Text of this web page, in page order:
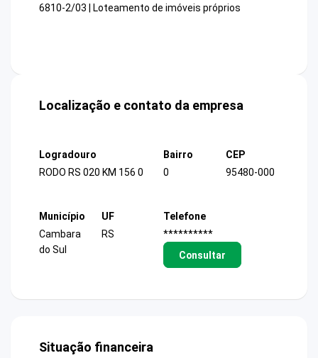
6810-2/03 | Loteamento de imóveis próprios
Localização e contato da empresa
Logradouro
RODO RS 020 KM 156 0
Bairro
0
CEP
95480-000
Município
Cambara
do Sul
UF
RS
Telefone
**********
Consultar
Situação financeira